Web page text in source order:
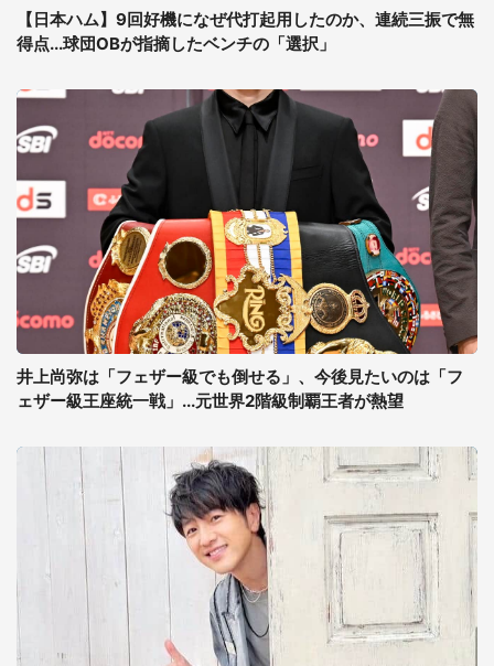
【日本ハム】9回好機になぜ代打起用したのか、連続三振で無
得点...球団OBが指摘したベンチの「選択」
井上尚弥は「フェザー級でも倒せる」、今後見たいのは「フ
ェザー級王座統一戦」...元世界2階級制覇王者が熱望